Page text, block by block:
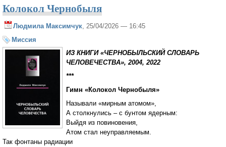
Колокол Чернобыля
Людмила Максимчук , 25/04/2026 — 16:45
Миссия
ИЗ КНИГИ «ЧЕРНОБЫЛЬСКИЙ СЛОВАРЬ
ЧЕЛОВЕЧЕСТВА», 2004, 2022
***
Гимн «Колокол Чернобыля»
Называли «мирным атомом»,
А столкнулись – с бунтом ядерным:
Выйдя из повиновения,
Атом стал неуправляемым.
Так фонтаны радиации